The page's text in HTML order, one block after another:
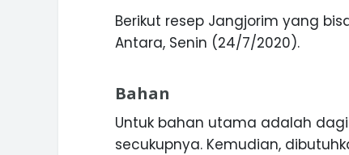
Berikut resep Jangjorim yang
Antara, Senin (24/7/2020).
Bahan
Untuk bahan utama adalah
secukupnya. Kemudian,